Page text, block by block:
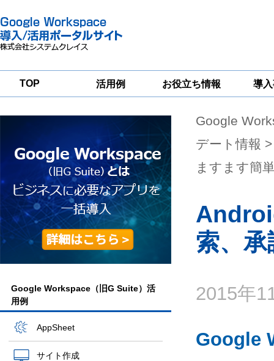
TOP 活用例 お役立ち情報
一
導
グループウェア
移行支援
Google
Workspace
セキュリティ
対策サービス
Google Workspace（旧G Suite）活
用例
AppSheet
サイト作成
Google
デート情報
ますます簡
索、
2015年
Google